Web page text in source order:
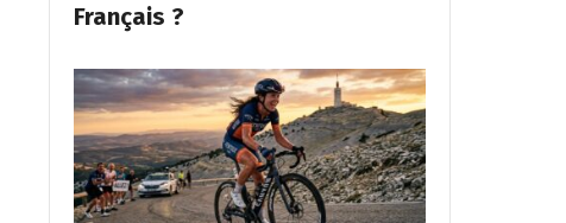
Français ?